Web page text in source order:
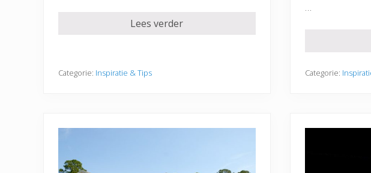
Lees verder
Categorie: Inspiratie & Tips
…
Categorie: